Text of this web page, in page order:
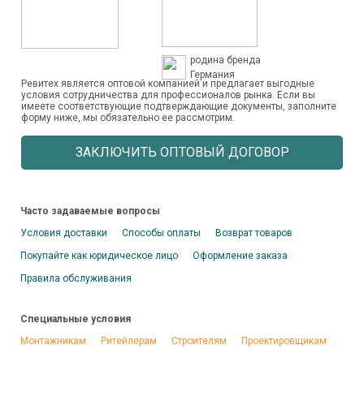
родина бренда
Германия
Ревитех является оптовой компанией и предлагает выгодные
условия сотрудничества для профессионалов рынка. Если вы
имеете соответствующие подтверждающие документы, заполните
форму ниже, мы обязательно ее рассмотрим.
ЗАКЛЮЧИТЬ ОПТОВЫЙ ДОГОВОР
Часто задаваемые вопросы
Условия доставки
Способы оплаты
Возврат товаров
Покупайте как юридическое лицо
Оформление заказа
Правила обслуживания
Специальные условия
Монтажникам
Ритейлерам Строителям Проектировщикам